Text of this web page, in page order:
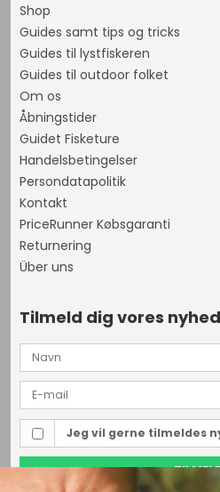
Shop
Guides samt tips og tricks
Guides til lystfiskeren
Guides til outdoor folket
Om os
Åbningstider
Guidet Fisketure
Handelsbetingelser
Persondatapolitik
Kontakt
PriceRunner Købsgaranti
Returnering
Über uns
Tilmeld dig vores
Jeg vil gerne tilmeldes